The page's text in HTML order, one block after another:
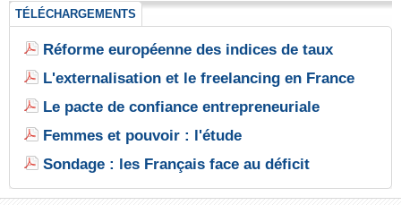
TÉLÉCHARGEMENTS
Réforme européenne des indices de taux
L'externalisation et le freelancing en France
Le pacte de confiance entrepreneuriale
Femmes et pouvoir : l'étude
Sondage : les Français face au déficit